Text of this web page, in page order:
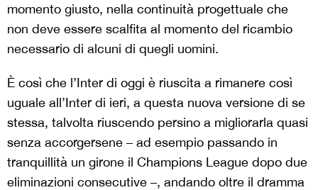
momento giusto, nella continuità progettuale che
non deve essere scalfita al momento del ricambio
necessario di alcuni di quegli uomini.
È così che l’Inter di oggi è riuscita a rimanere così
uguale all’Inter di ieri, a questa nuova versione di se
stessa, talvolta riuscendo persino a migliorarla quasi
senza accorgersene – ad esempio passando in
tranquillità un girone il Champions League dopo due
eliminazioni consecutive –, andando oltre il dramma